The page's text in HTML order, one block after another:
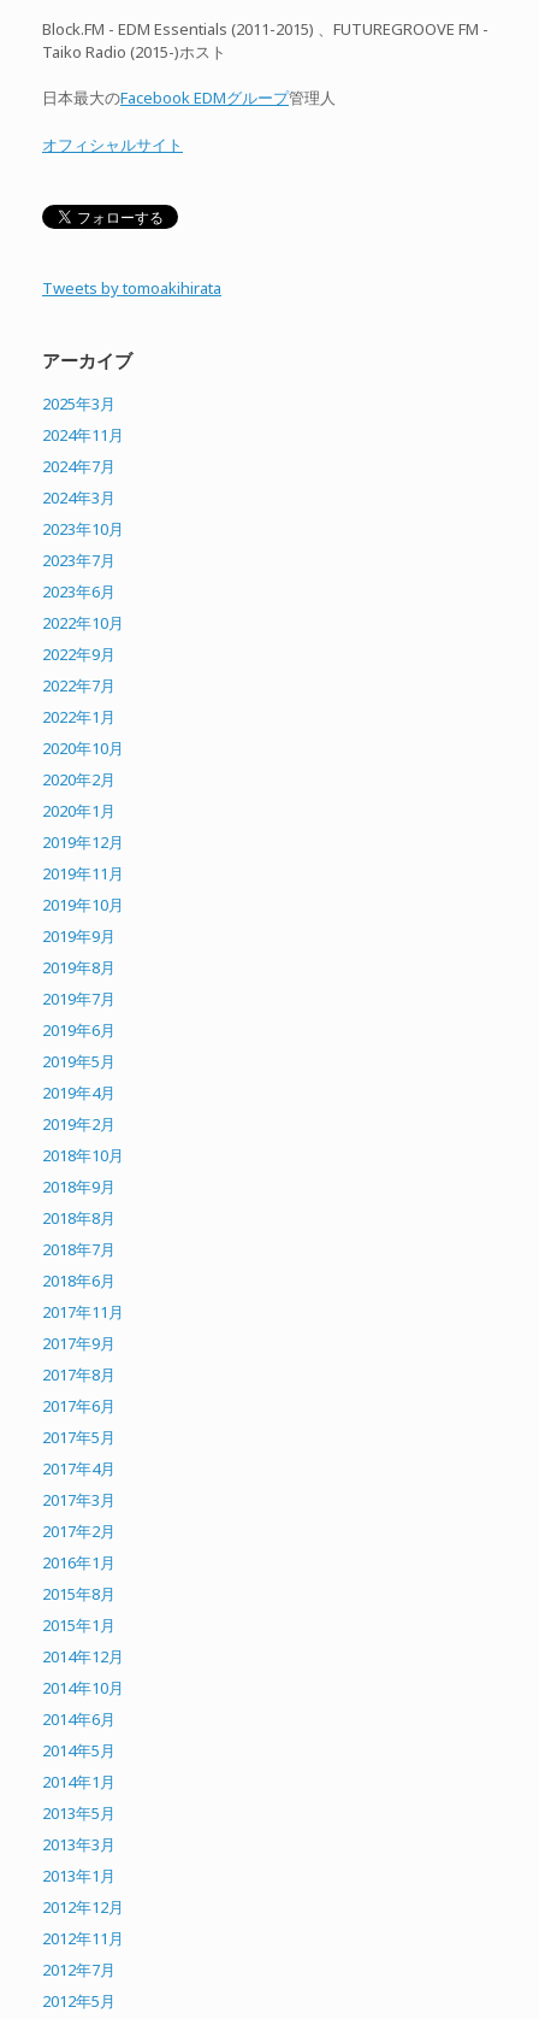
Block.FM - EDM Essentials (2011-2015) 、FUTUREGROOVE FM -
Taiko Radio (2015-)ホスト
日本最大のFacebook EDMグループ管理人
オフィシャルサイト
Tweets by tomoakihirata
アーカイブ
2025年3月
2024年11月
2024年7月
2024年3月
2023年10月
2023年7月
2023年6月
2022年10月
2022年9月
2022年7月
2022年1月
2020年10月
2020年2月
2020年1月
2019年12月
2019年11月
2019年10月
2019年9月
2019年8月
2019年7月
2019年6月
2019年5月
2019年4月
2019年2月
2018年10月
2018年9月
2018年8月
2018年7月
2018年6月
2017年11月
2017年9月
2017年8月
2017年6月
2017年5月
2017年4月
2017年3月
2017年2月
2016年1月
2015年8月
2015年1月
2014年12月
2014年10月
2014年6月
2014年5月
2014年1月
2013年5月
2013年3月
2013年1月
2012年12月
2012年11月
2012年7月
2012年5月